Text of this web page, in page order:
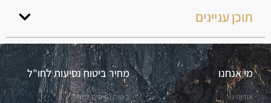
תוכן עניינים
מי אנחנו
אודותינו
מחיר ביטוח נסיעות לחו"ל
ביטוח נסיעות לחול